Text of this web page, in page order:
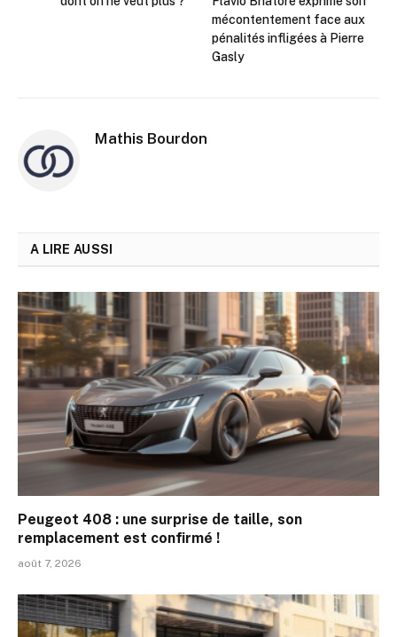
mécontentement face aux
pénalités infligées à Pierre
Gasly
Mathis Bourdon
A LIRE AUSSI
Peugeot 408 : une surprise de taille, son
remplacement est confirmé !
août 7, 2026